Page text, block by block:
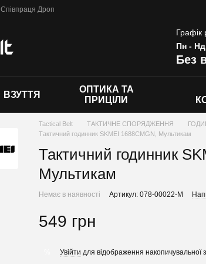
Співпраця Дроп
Графік
Пн -
Без
ВЗУТТЯ
ОПТИКА ТА
ПРИЦІЛИ
Tactical Belt ТАКТИЧНЕ СПОРЯДЖЕННЯ
Тактичний годинник SKMEI 1688CMGN, Мультикам
Тактичний годинник
Мультикам
Немає в наявності Артикул: 078-00022-M
549 грн
Увійти для відображення накопичувальної